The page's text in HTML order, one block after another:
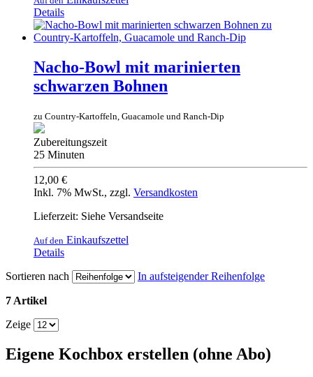
Details
Nacho-Bowl mit marinierten
schwarzen Bohnen
zu Country-Kartoffeln, Guacamole und Ranch-Dip
Zubereitungszeit
25 Minuten
12,00 €
Inkl. 7% MwSt., zzgl. Versandkosten
Lieferzeit: Siehe Versandseite
Auf den Einkaufszettel
Details
Sortieren nach
In aufsteigender Reihenfolge
7 Artikel
Zeige
Eigene Kochbox erstellen (ohne Abo)